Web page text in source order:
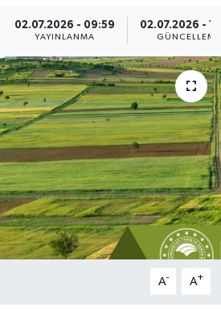
02.07.2026 - 09:59
YAYINLANMA
02.07.2026 -
GÜNCELLEME
A- A+